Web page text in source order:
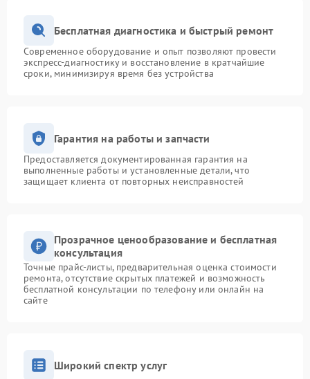
Бесплатная диагностика и быстрый ремонт
Современное оборудование и опыт позволяют провести
экспресс-диагностику и восстановление в кратчайшие
сроки, минимизируя время без устройства
Гарантия на работы и запчасти
Предоставляется документированная гарантия на
выполненные работы и установленные детали, что
защищает клиента от повторных неисправностей
Прозрачное ценообразование и бесплатная
консультация
Точные прайс-листы, предварительная оценка стоимости
ремонта, отсутствие скрытых платежей и возможность
бесплатной консультации по телефону или онлайн на
сайте
Широкий спектр услуг